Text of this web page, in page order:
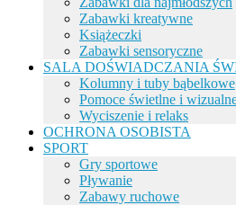
Zabawki kreatywne
Książeczki
Zabawki sensoryczne
SALA DOŚWIADCZANIA
Kolumny i tuby bąbelkowe
Pomoce świetlne i
Wyciszenie i relaks
OCHRONA OSOBISTA
SPORT
Gry sportowe
Pływanie
Zabawy ruchowe